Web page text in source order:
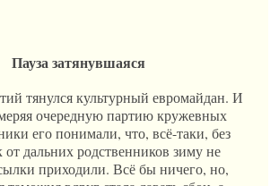
Пауза затянувшаяся
тянулся культурный евромайдан. И
очередную партию кружевных
его понимали, что, всё-таки, без
дальних родственников зиму не
приходили. Всё бы ничего, но,